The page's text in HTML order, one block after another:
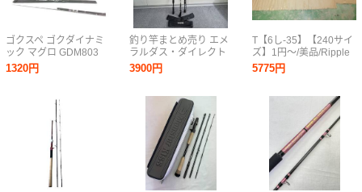
ゴクスペ ゴクダイナミ
ック マグロ GDM803
美品
1320円
釣り竿まとめ売り エメ
ラルダス・ダイレクト
エギング・BASS
KICKIN H114-syo-11
3900円
T【6し-35】【240サイ
ズ】1円～/美品/Ripple
Fisher リップルフィッ
シャー/セルフィッシュ
5775円